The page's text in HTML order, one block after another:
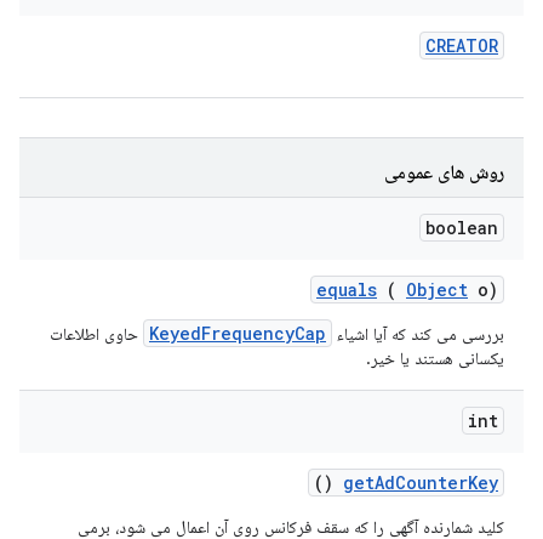
CREATOR
روش های عمومی
boolean
equals ( Object o)
بررسی می کند که آیا اشیاء KeyedFrequencyCap حاوی اطلاعات
یکسانی هستند یا خیر.
int
getAdCounterKey
()
کلید شمارنده آگهی را که سقف فرکانس روی آن اعمال می شود، برمی